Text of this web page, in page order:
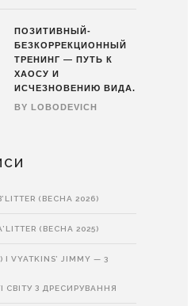
ПОЗИТИВНЫЙ-
БЕЗКОРРЕКЦИОННЫЙ
ТРЕНИНГ — ПУТЬ К
ХАОСУ И
ИСЧЕЗНОВЕНИЮ ВИДА.
BY LOBODEVICH
(ВЕСНА 2026)
(ВЕСНА 2025)
І VYATKINS’ JIMMY — 3
СВІТУ З ДРЕСИРУВАННЯ